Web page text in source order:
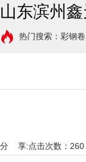
山东滨州
热门搜索：彩钢
点击次数： 260
分 享: